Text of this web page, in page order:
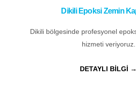
Dikili Epoksi Zemin
Dikili bölgesinde profesyonel
hizmeti veriyoruz.
DETAYLI BİLGİ →